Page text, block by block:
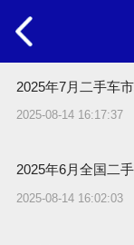
2025年7月二手车
2025-08-14 16:17:37
2025年6月全国二
2025-08-14 16:02:03